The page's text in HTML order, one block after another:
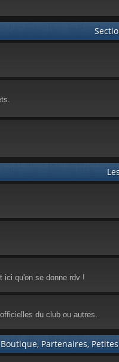
ici qu'on se donne rdv !
du club ou autres.
Boutique, Partenaires,